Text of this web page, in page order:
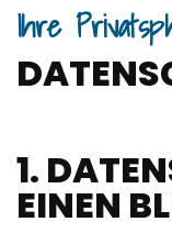
Ihre
1.
EINEN